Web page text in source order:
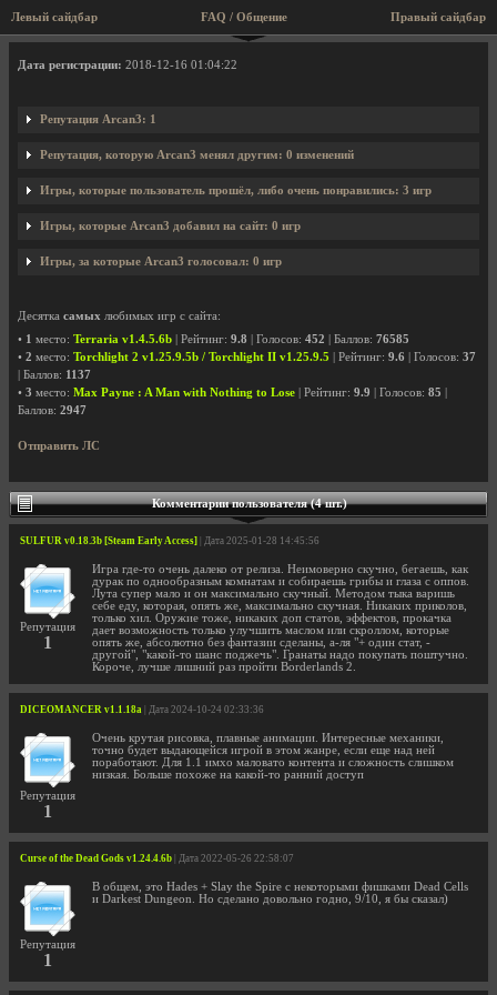
Левый сайдбар Правый сайдбар
FAQ / Общение
Профиль пользователя Arcan3
Дата регистрации: 2018-12-16 01:04:22
Репутация Arcan3: 1
Репутация, которую Arcan3 менял другим: 0 изменений
Игры, которые пользователь прошёл, либо очень понравились: 3 игр
Игры, которые Arcan3 добавил на сайт: 0 игр
Игры, за которые Arcan3 голосовал: 0 игр
Десятка самых любимых игр с сайта:
• 1 место: Terraria v1.4.5.6b | Рейтинг: 9.8 | Голосов: 452 | Баллов: 76585
• 2 место: Torchlight 2 v1.25.9.5b / Torchlight II v1.25.9.5 | Рейтинг: 9.6 | Голосов: 37
| Баллов: 1137
• 3 место: Max Payne : A Man with Nothing to Lose | Рейтинг: 9.9 | Голосов: 85
Баллов: 2947
Отправить ЛС
Комментарии пользователя (4 шт.)
SULFUR v0.18.3b [Steam Early Access] | Дата 2025-01-28 14:45:56
Репутация
1
Игра где-то очень далеко от релиза. Неимоверно скучно, бегаешь, как
дурак по однообразным комнатам и собираешь грибы и глаза с оппов.
Лута супер мало и он максимально скучный. Методом тыка варишь
себе еду, которая, опять же, максимально скучная. Никаких приколов,
только хил. Оружие тоже, никаких доп статов, эффектов, прокачка
дает возможность только улучшить маслом или скроллом, которые
опять же, абсолютно без фантазии сделаны, а-ля "+ один стат, -
другой", "какой-то шанс поджечь". Гранаты надо покупать поштучно.
Короче, лучше лишний раз пройти Borderlands 2.
DICEOMANCER v1.1.18a | Дата 2024-10-24 02:33:36
Репутация
1
Очень крутая рисовка, плавные анимации. Интересные механики,
точно будет выдающейся игрой в этом жанре, если еще над ней
поработают. Для 1.1 имхо маловато контента и сложность слишком
низкая. Больше похоже на какой-то ранний доступ
Curse of the Dead Gods v1.24.4.6b | Дата 2022-05-26 22:58:07
Репутация
1
В общем, это Hades + Slay the Spire с некоторыми фишками Dead Cells
и Darkest Dungeon. Но сделано довольно годно, 9/10, я бы сказал)